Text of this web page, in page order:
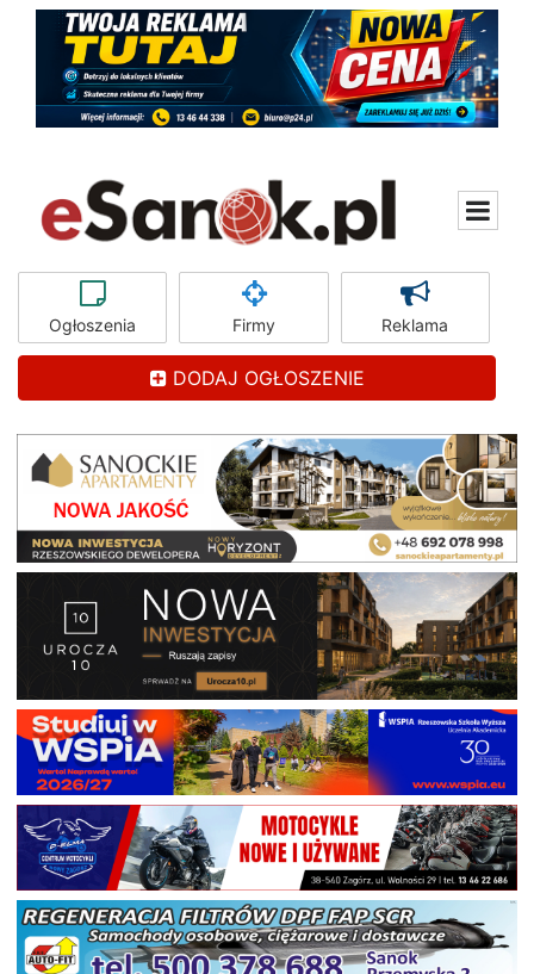
Ogłoszenia Firmy Reklama
DODAJ OGŁOSZENIE